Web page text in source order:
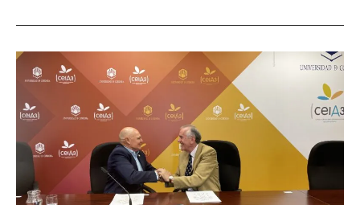
Biotecnología
la
Universidad
de
Córdoba
Exploran
Oportunidades